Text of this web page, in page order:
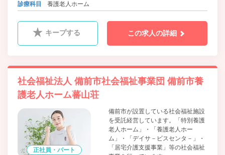
診療科目
養護老人ホーム
キープする この求人の詳細
社会福祉法人 備前市社会福祉事業団 備前市養
護老人ホーム蕃山荘
正社員・パート
備前市が設置している社会福祉施設
を受託経営しています。「特別養護
老人ホーム」・「養護老人ホー
ム」・「デイサ－ビスセンタ－」・
「居宅介護支援事業」等の社会福祉